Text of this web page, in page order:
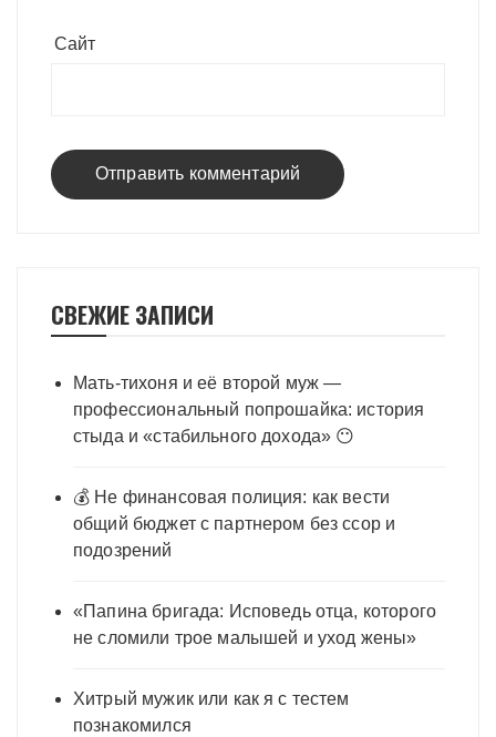
Сайт
СВЕЖИЕ ЗАПИСИ
Мать-тихоня и её второй муж —
профессиональный попрошайка: история
стыда и «стабильного дохода» 😶
💰 Не финансовая полиция: как вести
общий бюджет с партнером без ссор и
подозрений
«Папина бригада: Исповедь отца, которого
не сломили трое малышей и уход жены»
Хитрый мужик или как я с тестем
познакомился